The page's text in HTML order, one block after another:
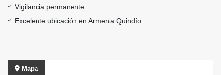
Vigilancia permanente
Excelente ubicación en Armenia Quindío
Mapa